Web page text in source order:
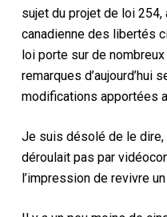
sujet du projet de loi 254,
canadienne des libertés
loi porte sur de
remarques d’aujourd’hui
modifications apportées
Je suis désolé de le
déroulait pas par
l’impression de revivre